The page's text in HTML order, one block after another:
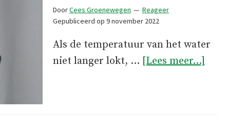
DoorCees Groenewegen
Reageer
Gepubliceerd op 9 november 2022
Als de temperatuur van het water
niet langer lokt, … [Lees meer...]